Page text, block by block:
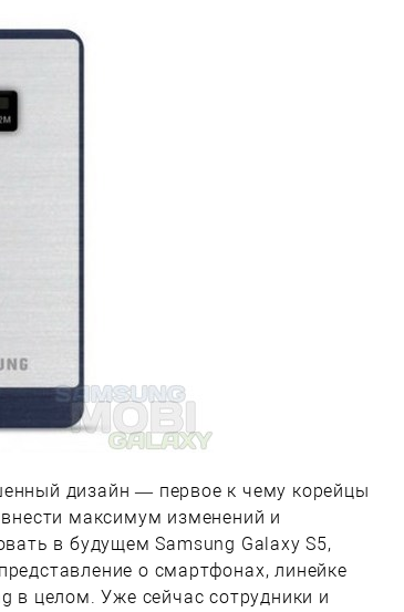
дизайн — первое к чему корейцы
максимум изменений и
в будущем Samsung Galaxy S5,
о смартфонах, линейке
в целом. Уже сейчас сотрудники и